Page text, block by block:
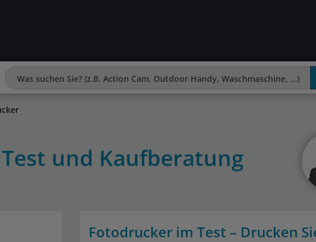
und Kaufberatung
Fotodrucker im Test – Drucken